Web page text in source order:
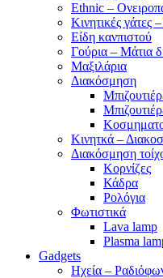
Ethnic –
Κινητικές γάτες
Είδη κανπιστού
Γούρια – Μάτια
Μαξιλάρια
Διακόσμηση
Κινητκά –
Διακόσμηση
Κορνίζες
Κάδρα
Ρολόγια
Φωτιστικά
Lava lamp
Plasma
Gadgets
Ηχεία –